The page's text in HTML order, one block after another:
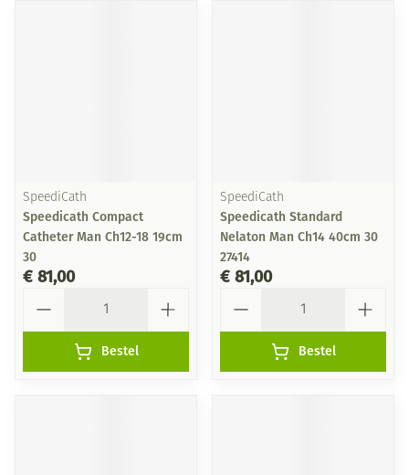
SpeediCath
Speedicath Compact
Catheter Man Ch12-18 19cm
30
€ 81,00
Bestel
SpeediCath
Speedicath Standard
Nelaton Man Ch14 40cm 30
27414
€ 81,00
Bestel